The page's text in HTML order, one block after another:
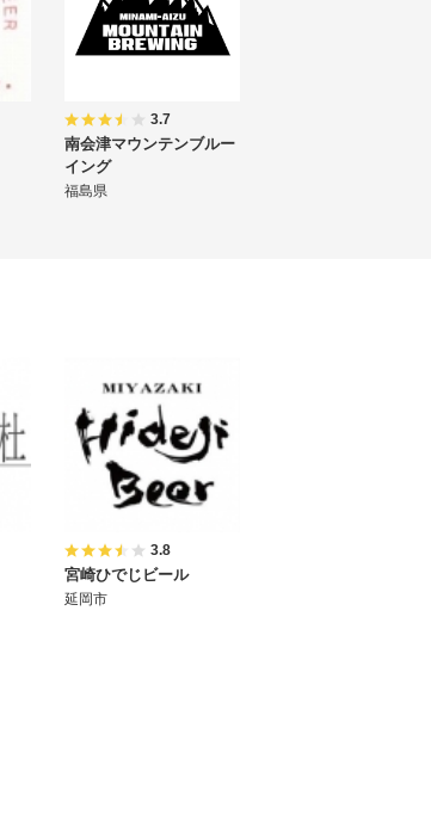
3.7
南会津マウンテンブルー
イング
福島県
3.8
宮崎ひでじビール
延岡市